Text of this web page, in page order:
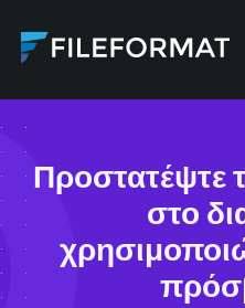
Προστατέψτε
στο